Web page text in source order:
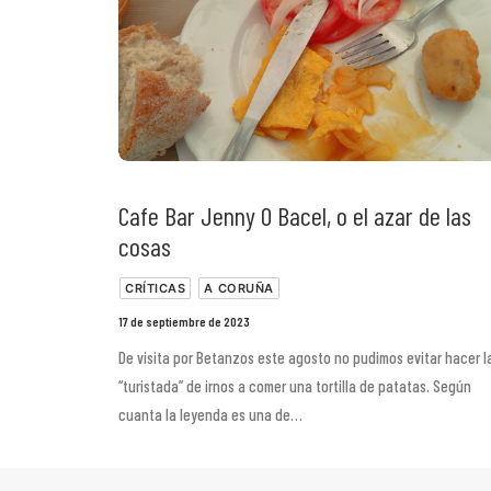
Cafe Bar Jenny O Bacel, o el azar de las
cosas
CRÍTICAS A CORUÑA
17 de septiembre de 2023
De visita por Betanzos este agosto no pudimos evitar hacer
“turistada” de irnos a comer una tortilla de patatas. Según
cuanta la leyenda es una de…